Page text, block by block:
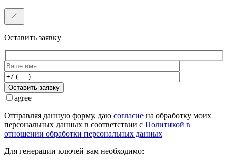
Оставить заявку
Оставить заявку
agree
Отправляя данную форму, даю согласие на обработку моих
персональных данных в соответствии с Политикой в
отношении обработки персональных данных
Для генерации ключей вам необходимо: